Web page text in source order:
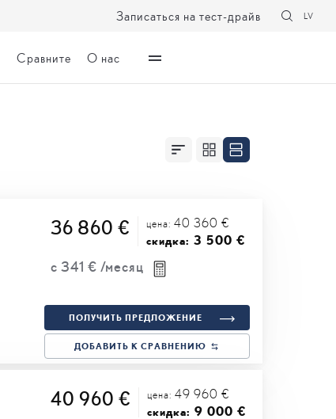
Сравните О нас
Записаться на тест-драйв LV
36 860 € цена: 40 360 €
скидка: 3 500 €
с 341 € /месяц
ПОЛУЧИТЬ ПРЕДЛОЖЕНИЕ
ДОБАВИТЬ К СРАВНЕНИЮ
40 960 € цена: 49 960 €
скидка: 9 000 €